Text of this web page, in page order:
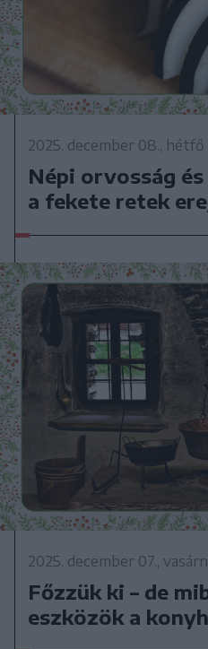
2025. december 08., hétfő
Népi orvosság
a fekete retek
2025. december 07.,
Főzzük ki – de
eszközök a